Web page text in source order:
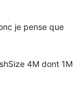
je pense que
4M dont 1M